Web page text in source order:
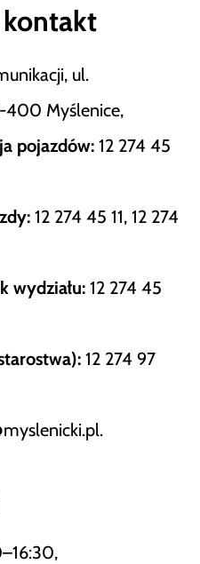
ul.
400 Myślenice,
pojazdów: 12 274 45
12 274 45 11, 12 274
wydziału: 12 274 45
12 274 97